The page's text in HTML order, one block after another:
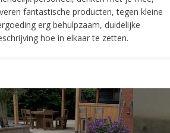
fantastische producten, tegen kleine
erg behulpzaam, duidelijke
hoe in elkaar te zetten.